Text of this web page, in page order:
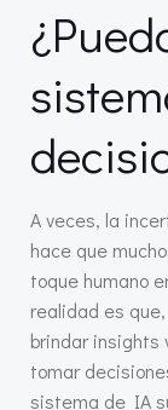
A veces, la
hace que
toque humano
realidad es
brindar insights
tomar
sistema de IA